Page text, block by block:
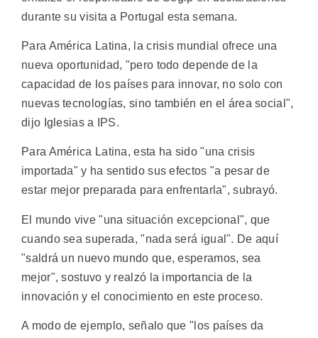
durante su visita a Portugal esta semana.
Para América Latina, la crisis mundial ofrece una
nueva oportunidad, "pero todo depende de la
capacidad de los países para innovar, no solo con
nuevas tecnologías, sino también en el área social",
dijo Iglesias a IPS.
Para América Latina, esta ha sido "una crisis
importada" y ha sentido sus efectos "a pesar de
estar mejor preparada para enfrentarla", subrayó.
El mundo vive "una situación excepcional", que
cuando sea superada, "nada será igual". De aquí
"saldrá un nuevo mundo que, esperamos, sea
mejor", sostuvo y realzó la importancia de la
innovación y el conocimiento en este proceso.
A modo de ejemplo, señalo que "los países da